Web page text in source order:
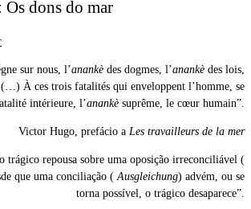
dons do mar
sur nous, l’anankè des dogmes, l’anankè des lois,
(…) À ces trois fatalités qui enveloppent l’homme, se
intérieure, l’anankè suprême, le cœur humain”.
Victor Hugo, prefácio a Les travailleurs de la mer
trágico repousa sobre uma oposição irreconciliável (
que uma conciliação ( Ausgleichung) advém, ou se
torna possível, o trágico desaparece”.